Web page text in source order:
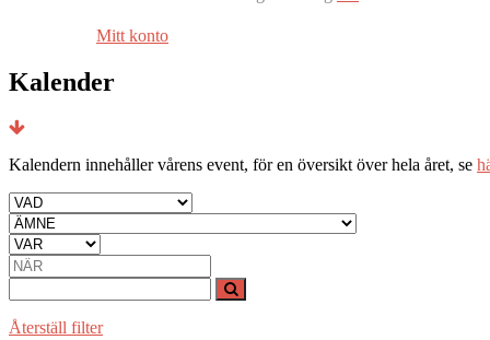
Mitt konto
Kalender
Kalendern innehåller vårens event, för en översikt över hela året, se
Återställ filter